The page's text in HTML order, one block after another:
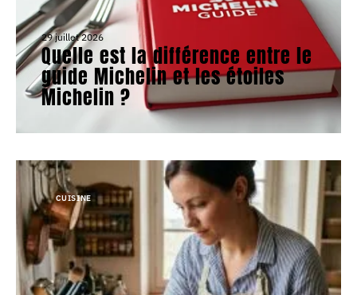
29 juillet 2026
Quelle est la différence entre le
guide Michelin et les étoiles
Michelin ?
CUISINE